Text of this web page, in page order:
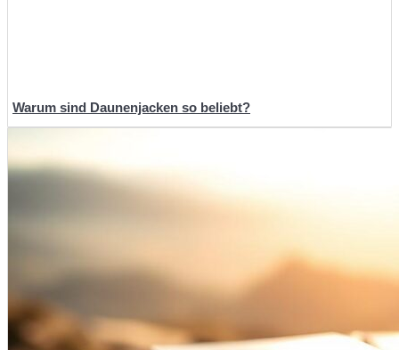
Warum sind Daunenjacken so beliebt?